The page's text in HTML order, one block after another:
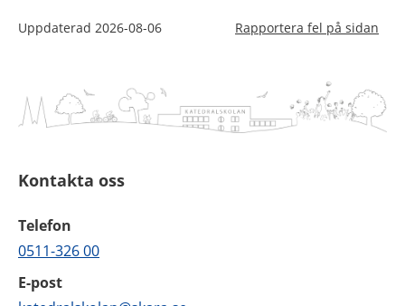
Uppdaterad 2026-08-06 Rapportera fel på sidan
Kontakta oss
Telefon
0511-326 00
E-post